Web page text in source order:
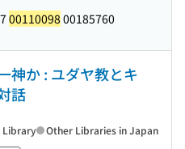
00110098 00185760
神か : ユダヤ教とキ
話
Library Other Libraries in Japan